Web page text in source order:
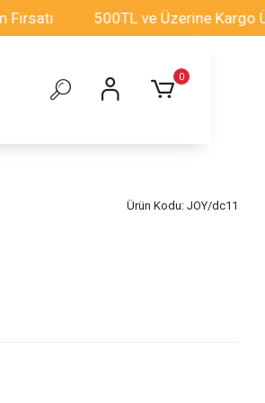
500TL ve Üzerine Kargo Ücretsiz!
0
Ürün Kodu: JOY/dc11